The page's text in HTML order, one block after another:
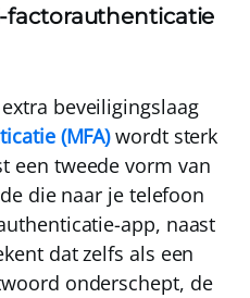
factorauthenticatie
beveiligingslaag
(MFA)wordt sterk
een tweede vorm van
die naar je telefoon
app, naast
dat zelfs als een
onderschept, de